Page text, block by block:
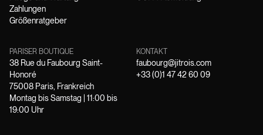
Zahlungen
Größenratgeber
PARISER BOUTIQUE
38 Rue du Faubourg Saint-
Honoré
75008 Paris, Frankreich
Montag bis Samstag | 11:00 bis
19:00 Uhr
KONTAKT
faubourg@jitrois.com
+33 (0)1 47 42 60 09